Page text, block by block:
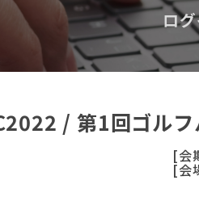
ロ
/ 第1回ゴル
[会
[会